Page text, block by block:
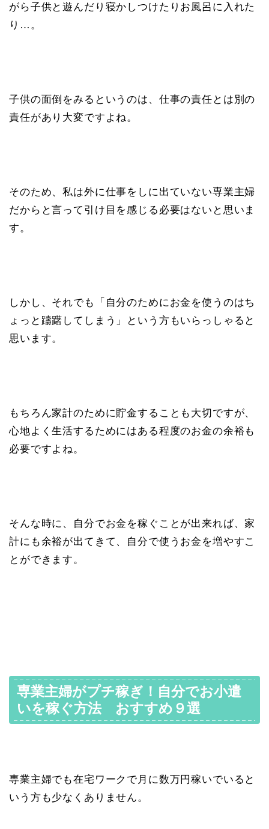
がら子供と遊んだり寝かしつけたりお風呂に入れた
り…。
子供の面倒をみるというのは、仕事の責任とは別の
責任があり大変ですよね。
そのため、私は外に仕事をしに出ていない専業主婦
だからと言って引け目を感じる必要はないと思いま
す。
しかし、それでも「自分のためにお金を使うのはち
ょっと躊躇してしまう」という方もいらっしゃると
思います。
もちろん家計のために貯金することも大切ですが、
心地よく生活するためにはある程度のお金の余裕も
必要ですよね。
そんな時に、自分でお金を稼ぐことが出来れば、家
計にも余裕が出てきて、自分で使うお金を増やすこ
とができます。
専業主婦がプチ稼ぎ！自分でお小遣
いを稼ぐ方法 おすすめ９選
専業主婦でも在宅ワークで月に数万円稼いでいると
いう方も少なくありません。